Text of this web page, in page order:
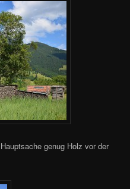
genug Holz vor der